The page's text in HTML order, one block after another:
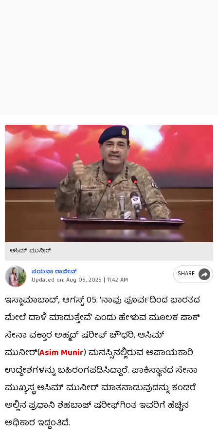
ಆಸಿಮ್ ಮುನೀರ್
ನಯನಾ ರಾಜೀವ್
Updated on: Aug 05, 2025 | 11:42 AM
SHARE
ಇಸ್ಲಾಮಾಬಾದ್, ಆಗಸ್ಟ್​ 05: ‘ನಾವು ಪೂರ್ವದಿಂದ ಭಾರತದ
ಮೇಲೆ ದಾಳಿ ಮಾಡುತ್ತೇವೆ’ ಎಂದು ಹೇಳುವ ಮೂಲಕ ಪಾಕ್
ಸೇನಾ ವಕ್ತಾರ ಅಹ್ಮದ್ ಷರೀಫ್ ಚೌಧರಿ, ಆಸಿಮ್
ಮುನೀರ್(Asim Munir)​ ಮನಸ್ಸಿನಲ್ಲಿರುವ ಅಪಾಯಕಾರಿ
ಉದ್ದೇಶಗಳನ್ನು ಬಹಿರಂಗಪಡಿಸಿದ್ದಾರೆ. ಪಾಕಿಸ್ಥಾನದ ಸೇನಾ
ಮುಖ್ಯಸ್ಥ ಆಸಿಮ್ ಮುನೀರ್ ಮಾತನಾಡುವುದನ್ನು ಕಂಡರೆ
ಅಲ್ಲಿನ ಪ್ರಧಾನಿ ಶೆಹಬಾಜ್ ಷರೀಫ್​ಗಿಂತ ಇವರಿಗೆ ಹೆಚ್ಚಿನ
ಅಧಿಕಾರ ಇದ್ದಂತಿದೆ.